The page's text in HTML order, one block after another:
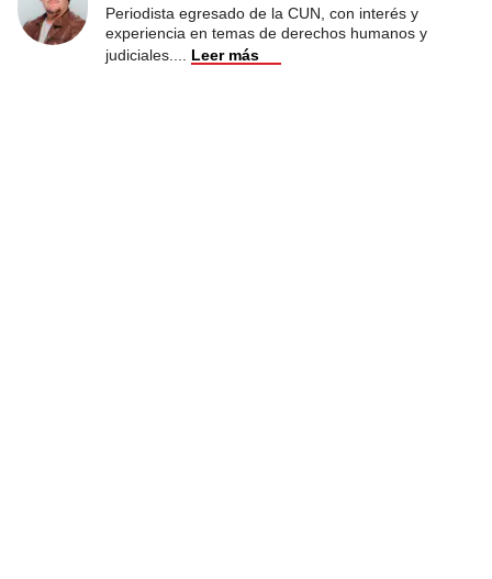
Periodista egresado de la CUN, con interés y
experiencia en temas de derechos humanos y
judiciales.
Leer más